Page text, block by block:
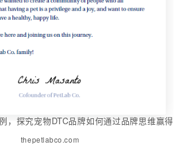
thepetlabco.com